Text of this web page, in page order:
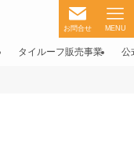
お問合せ MENU
タイルーフ販売事業 公